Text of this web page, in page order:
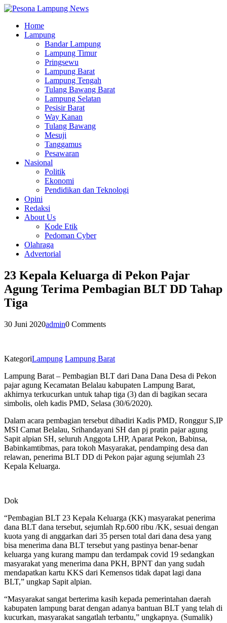
Home
Lampung
Bandar Lampung
Lampung Timur
Pringsewu
Lampung Barat
Lampung Tengah
Tulang Bawang Barat
Lampung Selatan
Pesisir Barat
Way Kanan
Tulang Bawang
Mesuji
Tanggamus
Pesawaran
Nasional
Politik
Ekonomi
Pendidikan dan Teknologi
Opini
Redaksi
About Us
Kode Etik
Pedoman Cyber
Olahraga
Advertorial
23 Kepala Keluarga di Pekon Pajar
Agung Terima Pembagian BLT DD Tahap
Tiga
30 Juni 2020admin0 Comments
KategoriLampung Lampung Barat
Lampung Barat – Pembagian BLT dari Dana Dana Desa di Pekon
pajar agung Kecamatan Belalau kabupaten Lampung Barat,
akhirnya terkucurkan untuk tahap tiga (3) dan di bagikan secara
simbolis, oleh kadis PMD, Selasa (30/6/2020).
Dalam acara pembagian tersebut dihadiri Kadis PMD, Ronggur S,IP
MSI Camat Belalau, Srihandayani SH dan pj pratin pajar agung
Sapit alpian SH, seluruh Anggota LHP, Aparat Pekon, Babinsa,
Babinkamtibmas, para tokoh Masyarakat, pendamping desa dan
relawan, penerima BLT DD di Pekon pajar agung sejumlah 23
Kepala Keluarga.
Dok
“Pembagian BLT 23 Kepala Keluarga (KK) masyarakat penerima
dana BLT dana tersebut, sejumlah Rp.600 ribu /KK, sesuai dengan
kuota yang di anggarkan dari 35 persen total dari dana desa yang
bisa menerima dana BLT tersebut yang pastinya benar-benar
keluarga yang kurang mampu dan terdampak covid 19 sedangkan
masyarakat yang menerima dana PKH, BPNT dan yang sudah
mendapatkan kartu KKS dari Kemensos tidak dapat lagi dana
BLT,” ungkap Sapit alpian.
“Masyarakat sangat berterima kasih kepada pemerintahan daerah
kabupaten lampung barat dengan adanya bantuan BLT yang telah di
kucurkan, masyarakat sangatlah terbantu,” ungkapnya. (Sumalik)